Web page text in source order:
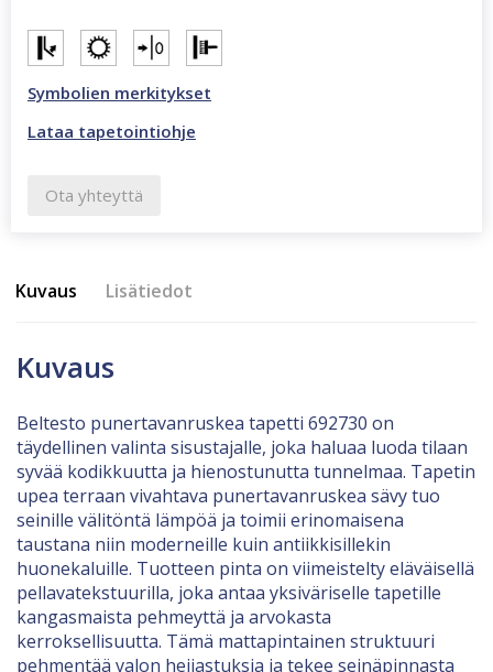
Symbolien merkitykset
Lataa tapetointiohje
Ota yhteyttä
Kuvaus Lisätiedot
Kuvaus
Beltesto punertavanruskea tapetti 692730 on
täydellinen valinta sisustajalle, joka haluaa luoda tilaan
syvää kodikkuutta ja hienostunutta tunnelmaa. Tapetin
upea terraan vivahtava punertavanruskea sävy tuo
seinille välitöntä lämpöä ja toimii erinomaisena
taustana niin moderneille kuin antiikkisillekin
huonekaluille. Tuotteen pinta on viimeistelty eläväisellä
pellavatekstuurilla, joka antaa yksiväriselle tapetille
kangasmaista pehmeyttä ja arvokasta
kerroksellisuutta. Tämä mattapintainen struktuuri
pehmentää valon heijastuksia ja tekee seinäpinnasta